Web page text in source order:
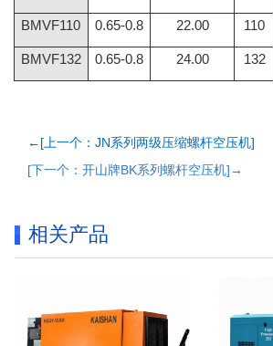
BMVF110 0.65-0.8 22.00 110
BMVF132 0.65-0.8 24.00 132
←[上一个：JN系列两级压缩螺杆空压机]
[下一个：开山牌BK系列螺杆空压机]→
相关产品